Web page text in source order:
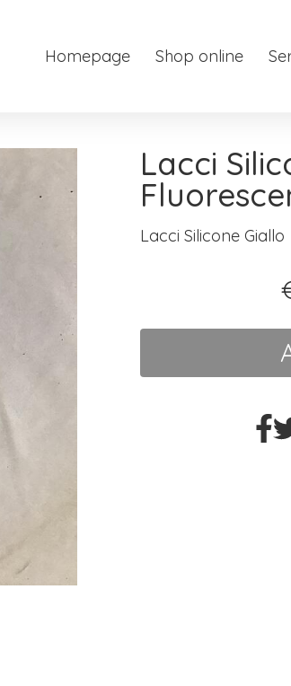
Homepage Shop online
Lacci
Lacci Silicone Giallo